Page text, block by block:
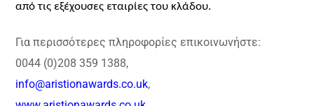
από τις εξέχουσες εταιρίες του κλάδου.
Για περισσότερες πληροφορίες επικοινωνήστε:
0044 (0)208 359 1388,
info@aristionawards.co.uk,